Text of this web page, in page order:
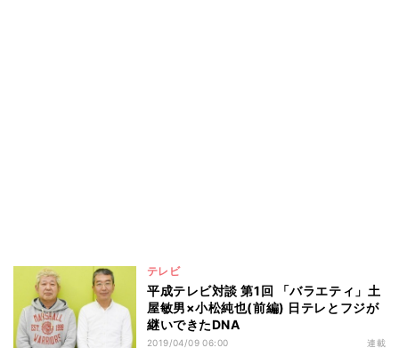
テレビ
平成テレビ対談 第1回 「バラエティ」土
屋敏男×小松純也(前編) 日テレとフジが
継いできたDNA
2019/04/09 06:00 連載